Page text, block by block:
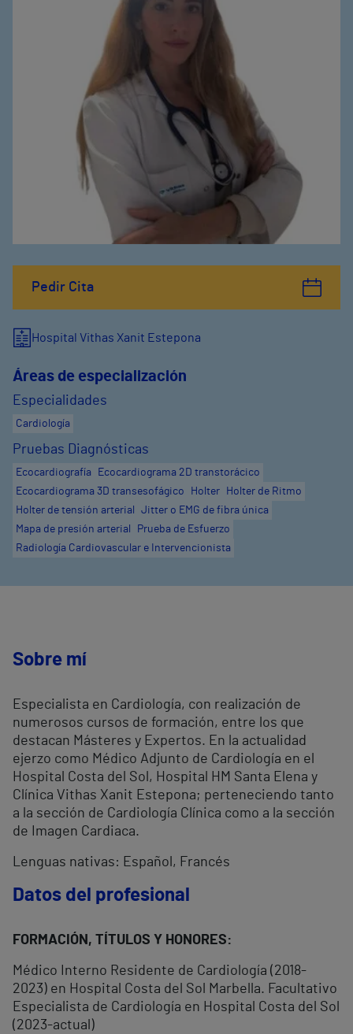
Pedir Cita
Hospital Vithas Xanit Estepona
Áreas de especialización
Especialidades
Cardiología
Pruebas Diagnósticas
Ecocardiografía
Ecocardiograma 2D transtorácico
Ecocardiograma 3D transesofágico
Holter
Holter de Ritmo
Holter de tensión arterial
Jitter o EMG de fibra única
Mapa de presión arterial
Prueba de Esfuerzo
Radiología Cardiovascular e Intervencionista
Sobre mí
Especialista en Cardiología, con realización de
numerosos cursos de formación, entre los que
destacan Másteres y Expertos. En la actualidad
ejerzo como Médico Adjunto de Cardiología en el
Hospital Costa del Sol, Hospital HM Santa Elena y
Clínica Vithas Xanit Estepona; perteneciendo tanto
a la sección de Cardiología Clínica como a la sección
de Imagen Cardiaca.
Lenguas nativas: Español, Francés
Datos del profesional
FORMACIÓN, TÍTULOS Y HONORES:
Médico Interno Residente de Cardiología (2018-
2023) en Hospital Costa del Sol Marbella. Facultativo
Especialista de Cardiología en Hospital Costa del Sol
(2023-actual)